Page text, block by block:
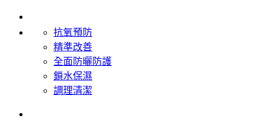
抗氧預防
精準改善
全面防曬防護
鎖水保濕
調理清潔